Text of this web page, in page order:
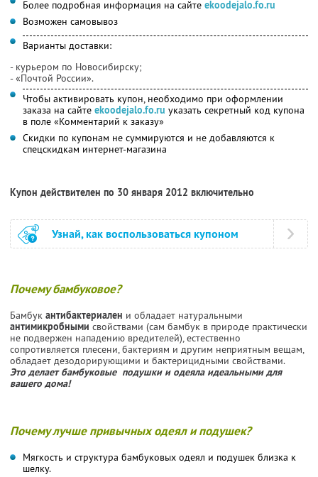
Более подробная информация на сайте ekoodejalo.fo.ru
Возможен самовывоз
Варианты доставки:
- курьером по Новосибирску;
- «Почтой России».
Чтобы активировать купон, необходимо при оформлении
заказа на сайте ekoodejalo.fo.ru указать секретный код купона
в поле «Комментарий к заказу»
Скидки по купонам не суммируются и не добавляются к
спецскидкам интернет-магазина
Купон действителен по 30 января 2012 включительно
Узнай, как воспользоваться купоном
Почему бамбуковое?
Бамбук антибактериален и обладает натуральными
антимикробными свойствами (сам бамбук в природе практически
не подвержен нападению вредителей), естественно
сопротивляется плесени, бактериям и другим неприятным вещам,
обладает дезодорирующими и бактерицидными свойствами.
Это делает бамбуковые подушки и одеяла идеальными для
вашего дома!
Почему лучше привычных одеял и подушек?
Мягкость и структура бамбуковых одеял и подушек близка к
шелку.